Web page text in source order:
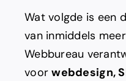
Wat volgde is een
van inmiddels
Webbureau
voorwebdesign,